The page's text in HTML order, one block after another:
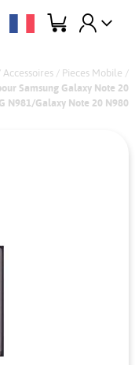
Accessoires / Pieces Mobile /
Samsung Galaxy Note 20
N981/Galaxy Note 20 N980